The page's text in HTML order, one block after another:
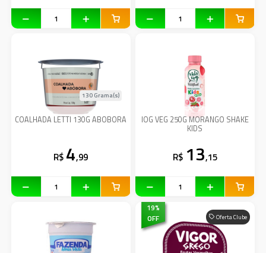
COALHADA LETTI 130G ABOBORA
130 Grama(s)
R$ 4,99
IOG VEG 250G MORANGO SHAKE
KIDS
R$ 13,15
Oferta Clube
19%
OFF